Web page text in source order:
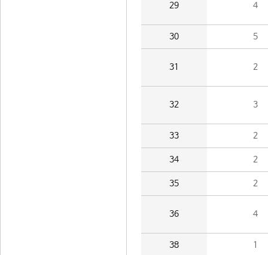
29 4
30 5
31 2
32 3
33 2
34 2
35 2
36 4
38 1